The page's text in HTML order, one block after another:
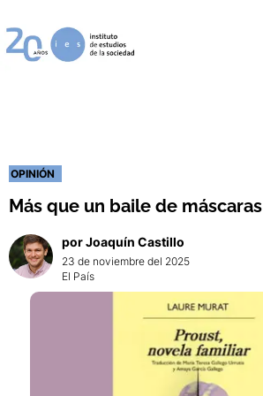
OPINIÓN
Más que un baile de máscaras
porJoaquín Castillo
23 de noviembre del 2025
El País